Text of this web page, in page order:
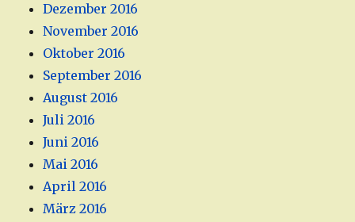
Dezember 2016
November 2016
Oktober 2016
September 2016
August 2016
Juli 2016
Juni 2016
Mai 2016
April 2016
März 2016